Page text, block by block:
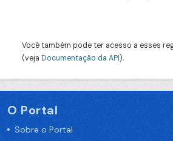
Você também pode ter acesso a esses
(veja Documentação da API).
O Portal
Sobre o Portal